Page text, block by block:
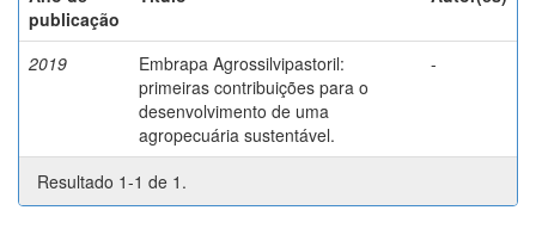
publicação
2019
Embrapa Agrossilvipastoril:
primeiras contribuições para o
desenvolvimento de uma
agropecuária sustentável.
-
Resultado 1-1 de 1.